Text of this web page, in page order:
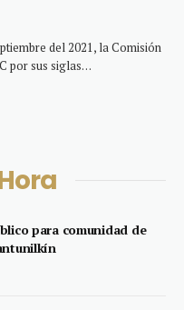
del 2021, la Comisión
por sus siglas…
para comunidad de